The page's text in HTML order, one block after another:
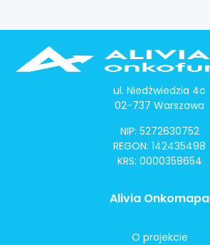
ul. Niedźwiedzia 4c
02-737 Warszawa
NIP: 5272630752
REGON: 142435498
KRS: 0000358654
Alivia Onkomapa
O projekcie